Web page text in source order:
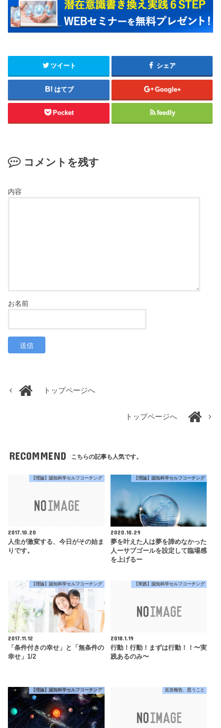
ツイート シェア
はてブ Google+
Pocket feedly
コメントを残す
トップページへ
トップページへ
RECOMMEND こちらの記事も人気です。
【理論】認知科学セルフコーチング
2017.10.20
人生が激変する、今日がその始ま
りです。
【理論】認知科学セルフコーチング
2020.10.29
夢を叶えた人は夢を諦めなかった
人ーサブゴールを設定して臨場感
を上げるー
【理論】認知科学セルフコーチング
2017.11.12
「条件付きの幸せ」と「無条件の
幸せ」1/2
【実践】認知科学セルフコーチング
2018.1.19
行動！行動！まずは行動！！〜実
践あるのみ〜
【理論】認知科学セルフコーチング 近況報告、思うこと